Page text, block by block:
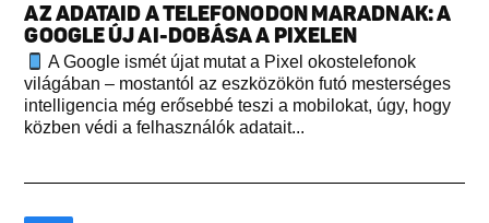
AZ ADATAID A TELEFONODON MARADNAK: A
GOOGLE ÚJ AI-DOBÁSA A PIXELEN
A Google ismét újat mutat a Pixel okostelefonok
világában – mostantól az eszközökön futó mesterséges
intelligencia még erősebbé teszi a mobilokat, úgy, hogy
közben védi a felhasználók adatait...